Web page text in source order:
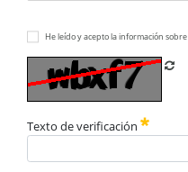
He leído y acepto la información sobre
Texto de verificación